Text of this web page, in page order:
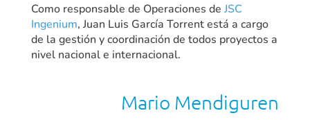
Como responsable de Operaciones de JSC
Ingenium, Juan Luis García Torrent está a cargo
de la gestión y coordinación de todos proyectos a
nivel nacional e internacional.
Mario Mendiguren